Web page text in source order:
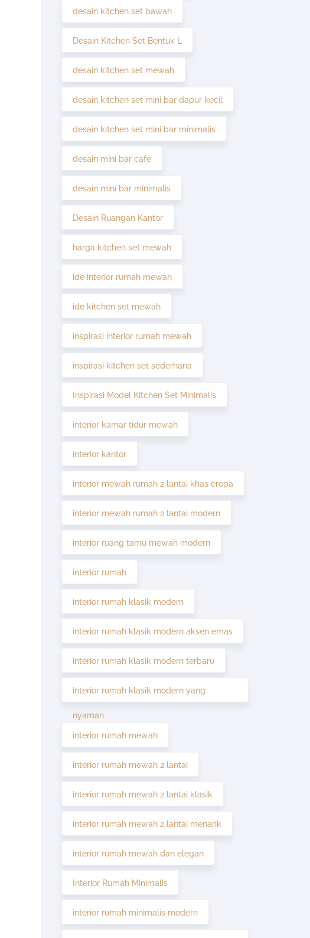
desain kitchen set bawah
Desain Kitchen Set Bentuk L
desain kitchen set mewah
desain kitchen set mini bar dapur kecil
desain kitchen set mini bar minimalis
desain mini bar cafe
desain mini bar minimalis
Desain Ruangan Kantor
harga kitchen set mewah
ide interior rumah mewah
ide kitchen set mewah
inspirasi interior rumah mewah
inspirasi kitchen set sederhana
Inspirasi Model Kitchen Set Minimalis
interior kamar tidur mewah
interior kantor
interior mewah rumah 2 lantai khas eropa
interior mewah rumah 2 lantai modern
interior ruang tamu mewah modern
interior rumah
interior rumah klasik modern
interior rumah klasik modern aksen emas
interior rumah klasik modern terbaru
interior rumah klasik modern yang
nyaman
interior rumah mewah
interior rumah mewah 2 lantai
interior rumah mewah 2 lantai klasik
interior rumah mewah 2 lantai menarik
interior rumah mewah dan elegan
Interior Rumah Minimalis
interior rumah minimalis modern